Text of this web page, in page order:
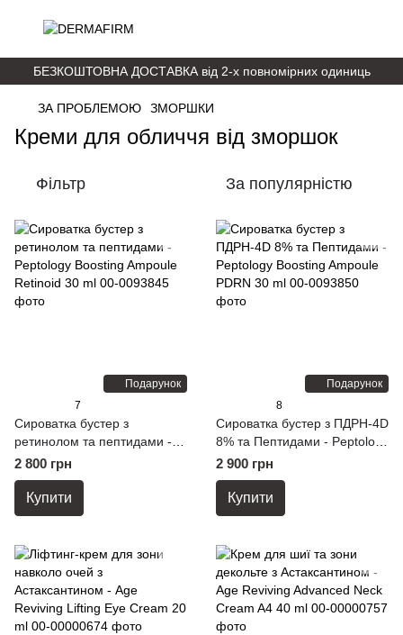
БЕЗКОШТОВНА ДОСТАВКА від 2-х повномірних одиниць
ЗА ПРОБЛЕМОЮ ЗМОРШКИ
Креми для обличчя від зморшок
Фільтр За популярністю
Подарунок
7
Сироватка бустер з
ретинолом та пептидами -
Peptology Boosting Ampoule
Retinoid 30 ml
2 800 грн
Купити
Подарунок
8
Сироватка бустер з ПДРН-4D
8% та Пептидами - Peptology
Boosting Ampoule PDRN 30
ml
2 900 грн
Купити